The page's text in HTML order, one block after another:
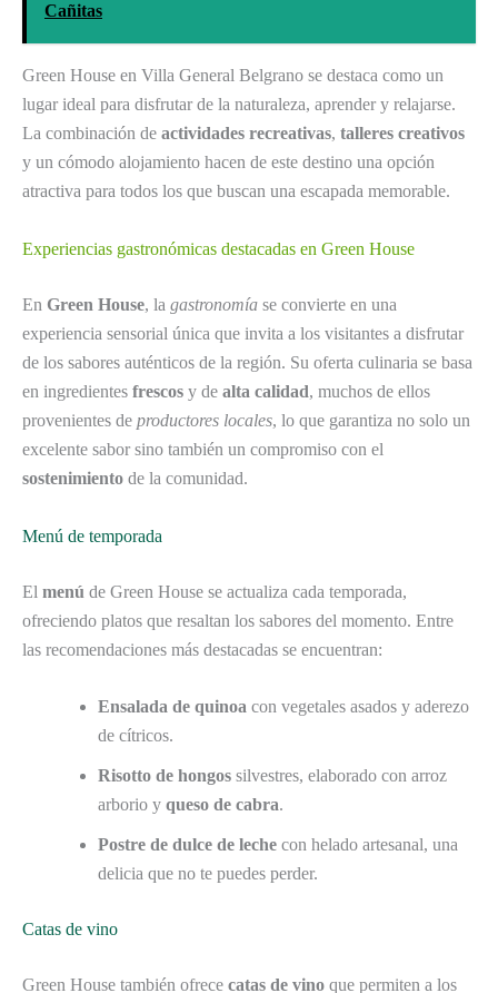
Cañitas
Green House en Villa General Belgrano se destaca como un
lugar ideal para disfrutar de la naturaleza, aprender y relajarse.
La combinación de actividades recreativas, talleres creativos
y un cómodo alojamiento hacen de este destino una opción
atractiva para todos los que buscan una escapada memorable.
Experiencias gastronómicas destacadas en Green House
En Green House, la gastronomía se convierte en una
experiencia sensorial única que invita a los visitantes a disfrutar
de los sabores auténticos de la región. Su oferta culinaria se basa
en ingredientes frescos y de alta calidad, muchos de ellos
provenientes de productores locales, lo que garantiza no solo un
excelente sabor sino también un compromiso con el
sostenimiento de la comunidad.
Menú de temporada
El menú de Green House se actualiza cada temporada,
ofreciendo platos que resaltan los sabores del momento. Entre
las recomendaciones más destacadas se encuentran:
Ensalada de quinoa con vegetales asados y aderezo
de cítricos.
Risotto de hongos silvestres, elaborado con arroz
arborio y queso de cabra.
Postre de dulce de leche con helado artesanal, una
delicia que no te puedes perder.
Catas de vino
Green House también ofrece catas de vino que permiten a los